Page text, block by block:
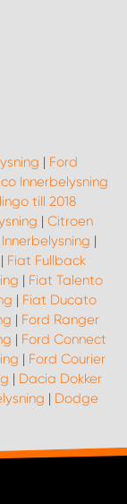
| Ford
Innerbelysning
till 2018
| Citroen
|
| Fiat Fullback
| Fiat Talento
| Fiat Ducato
| Ford Ranger
| Ford Connect
| Ford Courier
| Dacia Dokker
| Dodge